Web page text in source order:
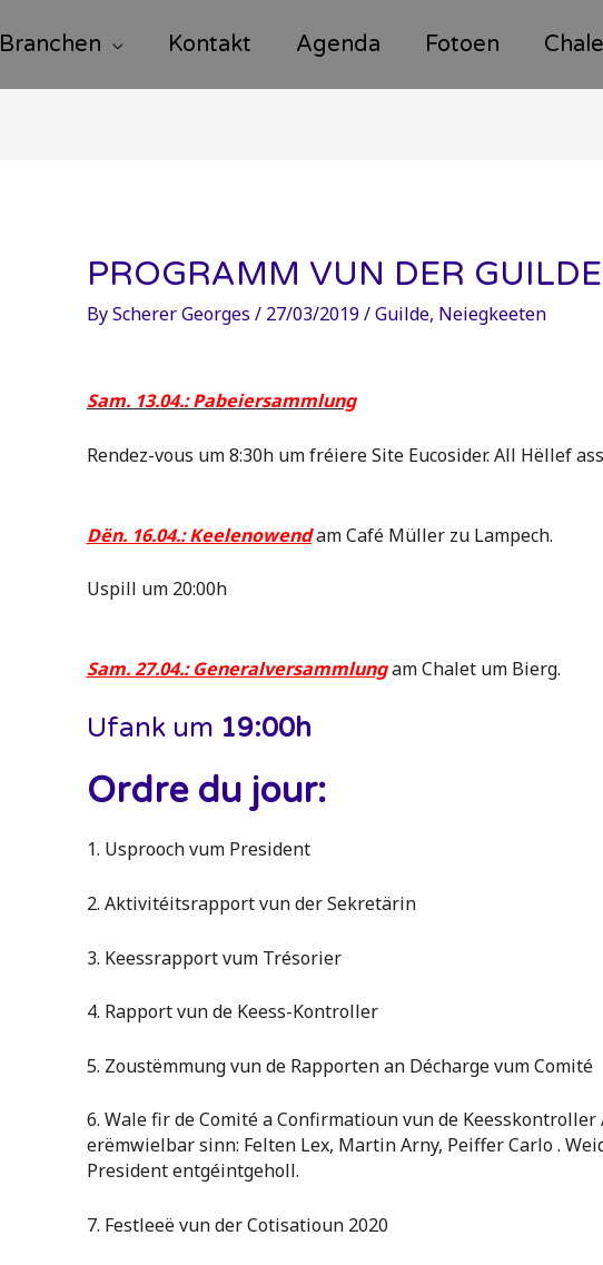
Branchen Kontakt Agenda Fotoen
PROGRAMM VUN DER
ByScherer Georges / 27/03/2019/Guilde, Neiegkeeten
Sam. 13.04.: Pabeiersammlung
Rendez-vous um 8:30h um fréiere Site Eucosider. All Hëllef
Dën. 16.04.: Keelenowendam Café Müller zu Lampech.
Uspill um 20:00h
Sam. 27.04.: Generalversammlungam Chalet um Bierg.
Ufank um 19:00h
Ordre du jour:
1. Usprooch vum President
2. Aktivitéitsrapport vun der Sekretärin
3. Keessrapport vum Trésorier
4. Rapport vun de Keess-Kontroller
5. Zoustëmmung vun de Rapporten an Décharge vum Comité
6. Wale fir de Comité a Confirmatioun vun de
erëmwielbar sinn: Felten Lex, Martin Arny, Peiffer Carlo .
President entgéintgeholl.
7. Festleeë vun der Cotisatioun 2020